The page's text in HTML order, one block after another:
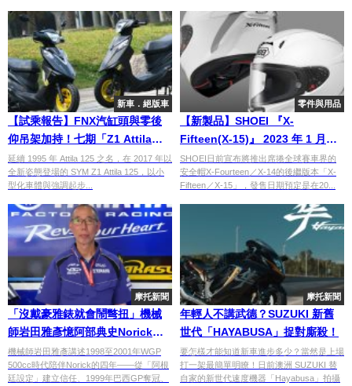
新車．絕版車
【試乘報告】FNX汽缸頭與零後
仰吊架加持！七期「Z1 Attila
125 ABS」
延續 1995 年 Attila 125 之名，在 2017 年以
全新姿態登場的 SYM Z1 Attila 125，以小
型化車體與強調起步...
零件與用品
【新製品】SHOEI 『X-
Fifteen(X-15)』 2023 年 1 月將
於日本發售！
SHOEI日前宣布將推出席捲全球賽車界的
安全帽X-Fourteen／X-14的後繼版本「X-
Fifteen／X-15」，發售日期預定是在20...
摩托新聞
「沒戴豪雅錶就會鬧彆扭」機械
師岩田雅彥憶阿部典史Norick｜
1999巴西GP奪冠×2000日本GP
背後的阿根廷設定回憶｜連載#29
機械師岩田雅彥講述1998至2001年WGP
500cc時代陪伴Norick的四年——從「阿根
廷設定」建立信任、1999年巴西GP奪冠、
摩托新聞
年輕人不講武德？SUZUKI 新舊
世代「HAYABUSA」捉對廝殺！
要怎樣才能知道新車進步多少？當然是上場
打一架最簡單明瞭！日前澳洲 SUZUKI 替
自家的新世代速度機器「Hayabusa」拍攝